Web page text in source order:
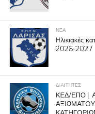
ΝΕΑ
Ηλικιακές
2026-2027
ΔΙΑΙΤΗΤΕΣ
ΚΕΔ/ΕΠΟ |